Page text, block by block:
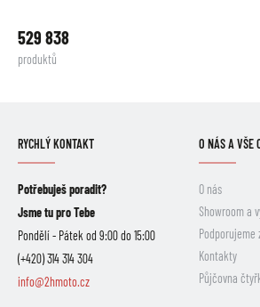
529 838
produktů
RYCHLÝ KONTAKT
Potřebuješ poradit?
Jsme tu pro Tebe
Pondělí - Pátek od 9:00 do 15:00
(+420) 314 314 304
info@2hmoto.cz
O NÁS A VŠE
O nás
Showroom a
Kontakty
Půjčovna